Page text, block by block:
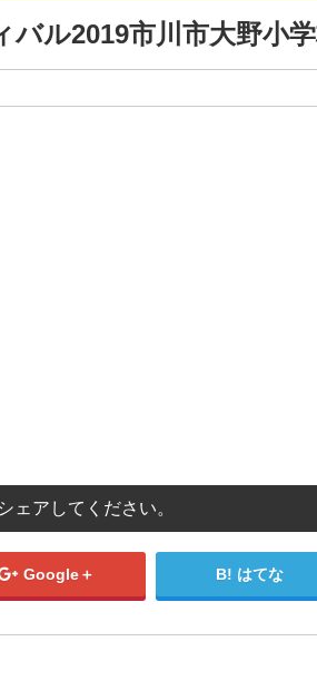
ル2019市川市大野小
ェアしてください。
Google＋ はてな